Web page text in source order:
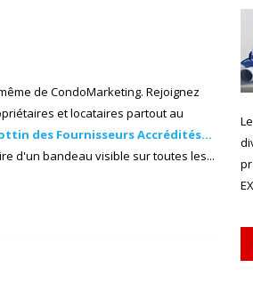
de CondoMarketing. Rejoignez
et locataires partout au
des Fournisseurs Accrédités...
d'un bandeau visible sur toutes les...